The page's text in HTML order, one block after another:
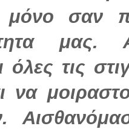
μόνο σαν
μας.
όλες τις
να